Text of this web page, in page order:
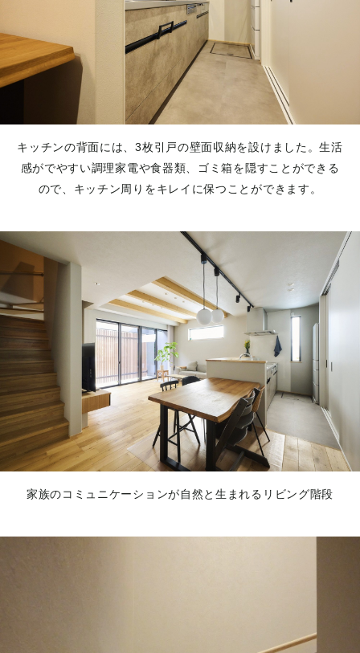
キッチンの背面には、3枚引戸の壁面収納を設けました。生活
感がでやすい調理家電や食器類、ゴミ箱を隠すことができる
ので、キッチン周りをキレイに保つことができます。
家族のコミュニケーションが自然と生まれるリビング階段